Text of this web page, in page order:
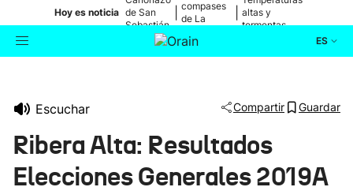
Hoy es noticia de San
Sebastián
compases
de La
altas y
tormentas
ES
Escuchar Compartir Guardar
Ribera Alta: Resultados
Elecciones Generales 2019A